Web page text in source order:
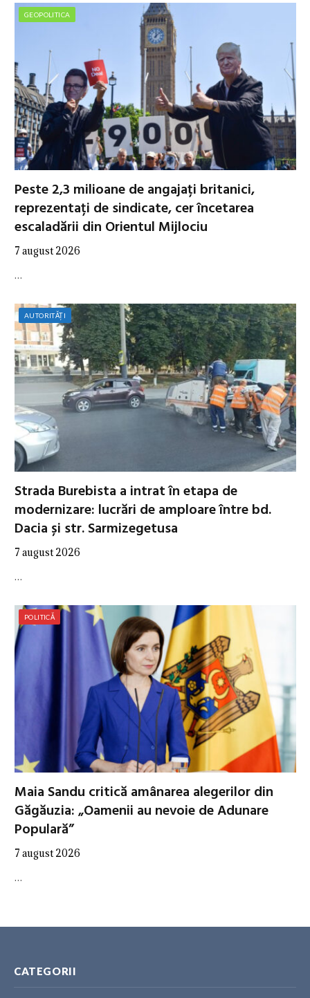
GEOPOLITICA
Peste 2,3 milioane de angajați britanici,
reprezentați de sindicate, cer încetarea
escaladării din Orientul Mijlociu
7 august 2026
…
AUTORITĂȚI
Strada Burebista a intrat în etapa de
modernizare: lucrări de amploare între bd.
Dacia și str. Sarmizegetusa
7 august 2026
…
POLITICĂ
Maia Sandu critică amânarea alegerilor din
Găgăuzia: „Oamenii au nevoie de Adunare
Populară”
7 august 2026
…
CATEGORII